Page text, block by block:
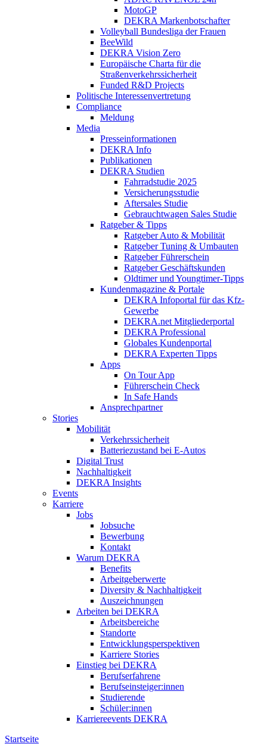
MotoGP
DEKRA Markenbotschafter
Volleyball Bundesliga der Frauen
BeeWild
DEKRA Vision Zero
Europäische Charta für die
Straßenverkehrssicherheit
Funded R&D Projects
Politische Interessenvertretung
Compliance
Meldung
Media
Presseinformationen
DEKRA Info
Publikationen
DEKRA Studien
Fahrradstudie 2025
Versicherungsstudie
Aftersales Studie
Gebrauchtwagen Sales Studie
Ratgeber & Tipps
Ratgeber Auto & Mobilität
Ratgeber Tuning & Umbauten
Ratgeber Führerschein
Ratgeber Geschäftskunden
Oldtimer und Youngtimer-Tipps
Kundenmagazine & Portale
DEKRA Infoportal für das Kfz-
Gewerbe
DEKRA.net Mitgliederportal
DEKRA Professional
Globales Kundenportal
DEKRA Experten Tipps
Apps
On Tour App
Führerschein Check
In Safe Hands
Ansprechpartner
Stories
Mobilität
Verkehrssicherheit
Batteriezustand bei E-Autos
Digital Trust
Nachhaltigkeit
DEKRA Insights
Events
Karriere
Jobs
Jobsuche
Bewerbung
Kontakt
Warum DEKRA
Benefits
Arbeitgeberwerte
Diversity & Nachhaltigkeit
Auszeichnungen
Arbeiten bei DEKRA
Arbeitsbereiche
Standorte
Entwicklungsperspektiven
Karriere Stories
Einstieg bei DEKRA
Berufserfahrene
Berufseinsteiger:innen
Studierende
Schüler:innen
Karriereevents DEKRA
Startseite